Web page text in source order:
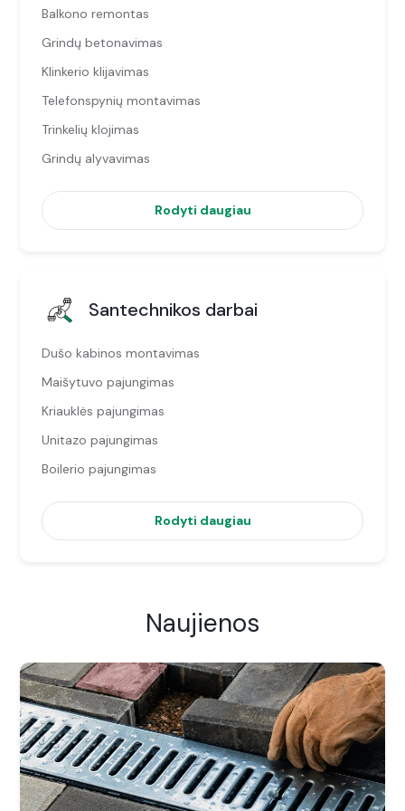
Balkono remontas
Grindų betonavimas
Klinkerio klijavimas
Telefonspynių montavimas
Trinkelių klojimas
Grindų alyvavimas
Rodyti daugiau
Santechnikos darbai
Dušo kabinos montavimas
Maišytuvo pajungimas
Kriauklės pajungimas
Unitazo pajungimas
Boilerio pajungimas
Rodyti daugiau
Naujienos